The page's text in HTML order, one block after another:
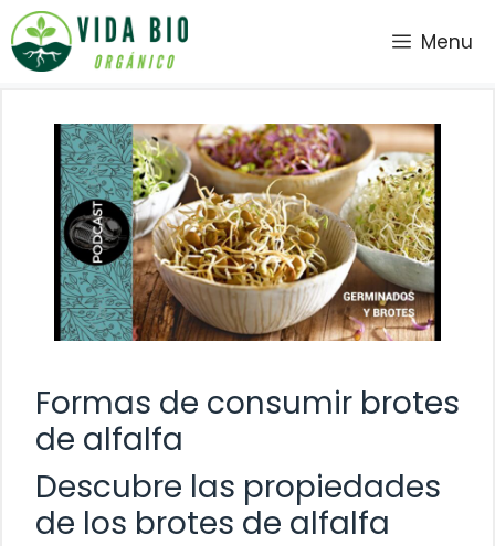
Saltar
al
contenido
Menu
Formas de consumir brotes
de alfalfa
Descubre las propiedades
de los brotes de alfalfa